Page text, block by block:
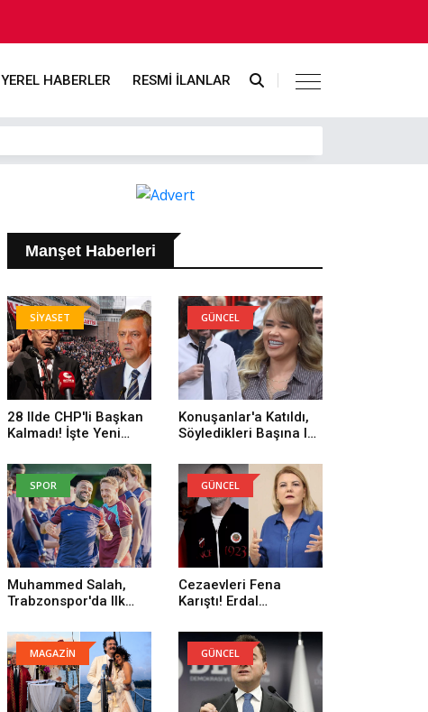
YEREL HABERLER RESMİ İLANLAR
Manşet Haberleri
SİYASET
28 Ilde CHP'li Başkan
Kalmadı! İşte Yeni
Sayısı
GÜNCEL
Konuşanlar'a Katıldı,
Söyledikleri Başına Iş
SPOR
Muhammed Salah,
Trabzonspor'da Ilk
GÜNCEL
Cezaevleri Fena
Karıştı! Erdal
Yüzünden Buradayım
MAGAZİN GÜNCEL